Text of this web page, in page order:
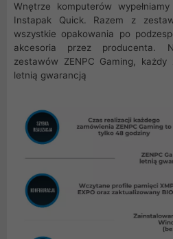
Wnętrze komputerów
Instapak Quick. Razem z
wszystkie opakowania po
akcesoria przez producenta.
zestawów ZENPC Gaming,
letnią gwarancją